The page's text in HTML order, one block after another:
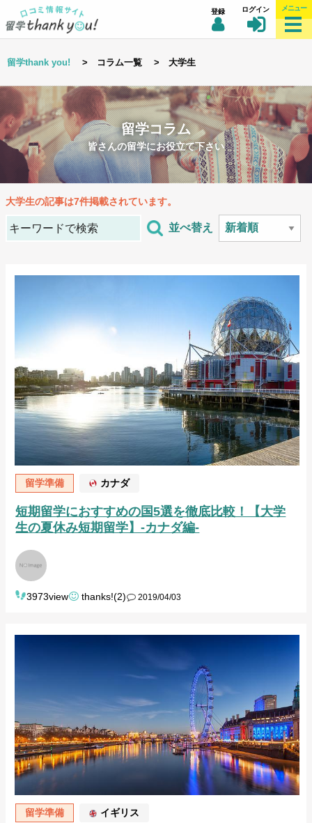
登録 ログイン メニュー
留学thank you! > コラム一覧 > 大学生
留学コラム
皆さんの留学にお役立て下さい
大学生の記事は7件掲載されています。
並べ替え
留学準備 カナダ
短期留学におすすめの国5選を徹底比較！【大学
生の夏休み短期留学】-カナダ編-
3973view thanks!(2) 2019/04/03
留学準備 イギリス